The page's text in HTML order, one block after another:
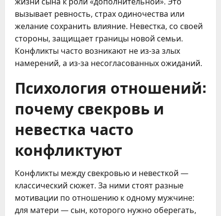
вызывает ревность, страх одиночества или
желание сохранить влияние. Невестка, со своей
стороны, защищает границы новой семьи.
Конфликты часто возникают не из-за злых
намерений, а из-за несогласованных ожиданий.
Психология отношений:
почему свекровь и
невестка часто
конфликтуют
Конфликты между свекровью и невесткой —
классический сюжет. За ними стоят разные
мотивации по отношению к одному мужчине:
для матери — сын, которого нужно оберегать,